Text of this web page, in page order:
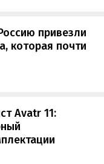
привезли
которая почти
Avatr 11: